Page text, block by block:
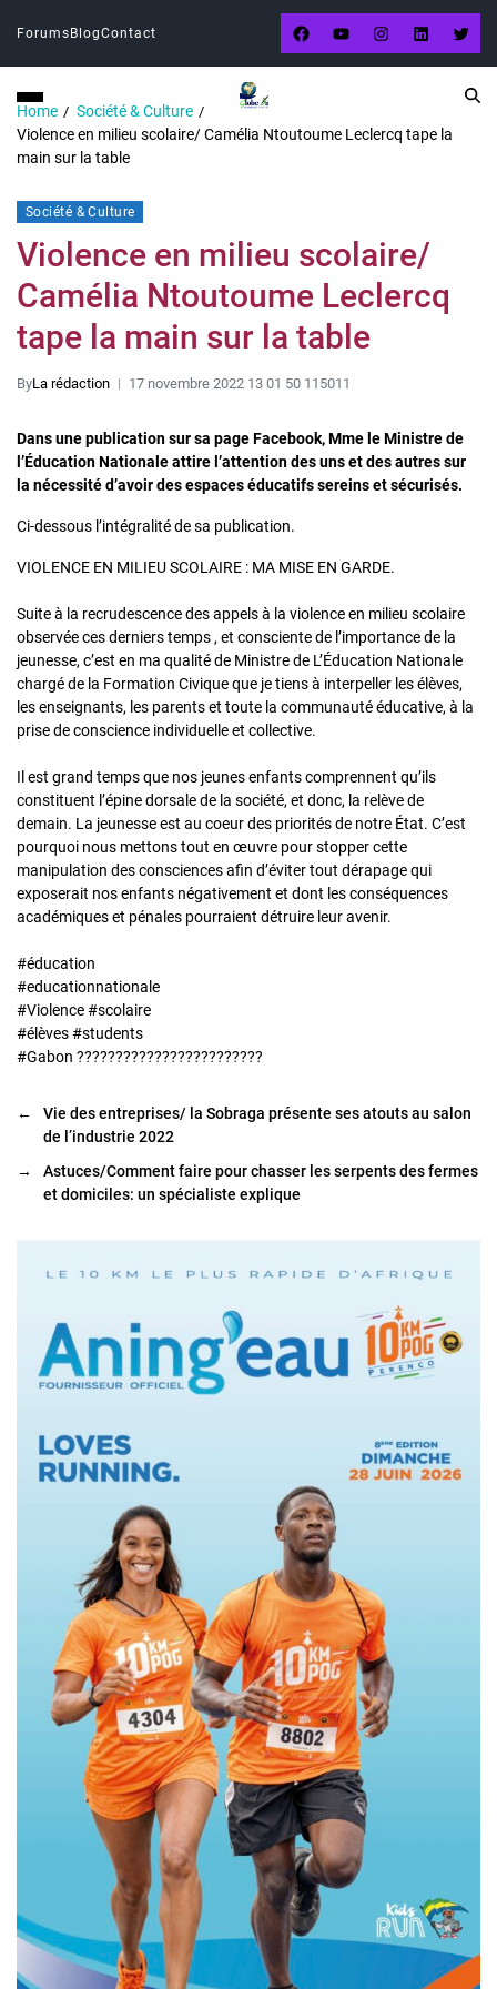
Forums BlogContact
Home
Société & Culture
Violence en milieu scolaire/ Camélia Ntoutoume Leclercq tape la
main sur la table
Société & Culture
Violence en milieu scolaire/
Camélia Ntoutoume Leclercq
tape la main sur la table
ByLa rédaction 17 novembre 2022 13 01 50 115011
Dans une publication sur sa page Facebook, Mme le Ministre de
l’Éducation Nationale attire l’attention des uns et des autres sur
la nécessité d’avoir des espaces éducatifs sereins et sécurisés.
Ci-dessous l’intégralité de sa publication.
VIOLENCE EN MILIEU SCOLAIRE : MA MISE EN GARDE.
Suite à la recrudescence des appels à la violence en milieu scolaire
observée ces derniers temps , et consciente de l’importance de la
jeunesse, c’est en ma qualité de Ministre de L’Éducation Nationale
chargé de la Formation Civique que je tiens à interpeller les élèves,
les enseignants, les parents et toute la communauté éducative, à la
prise de conscience individuelle et collective.
Il est grand temps que nos jeunes enfants comprennent qu’ils
constituent l’épine dorsale de la société, et donc, la relève de
demain. La jeunesse est au coeur des priorités de notre État. C’est
pourquoi nous mettons tout en œuvre pour stopper cette
manipulation des consciences afin d’éviter tout dérapage qui
exposerait nos enfants négativement et dont les conséquences
académiques et pénales pourraient détruire leur avenir.
#éducation
#educationnationale
#Violence #scolaire
#élèves #students
#Gabon ????????????????????????
←
Vie des entreprises/ la Sobraga présente ses atouts au salon
de l’industrie 2022
→
Astuces/Comment faire pour chasser les serpents des fermes
et domiciles: un spécialiste explique